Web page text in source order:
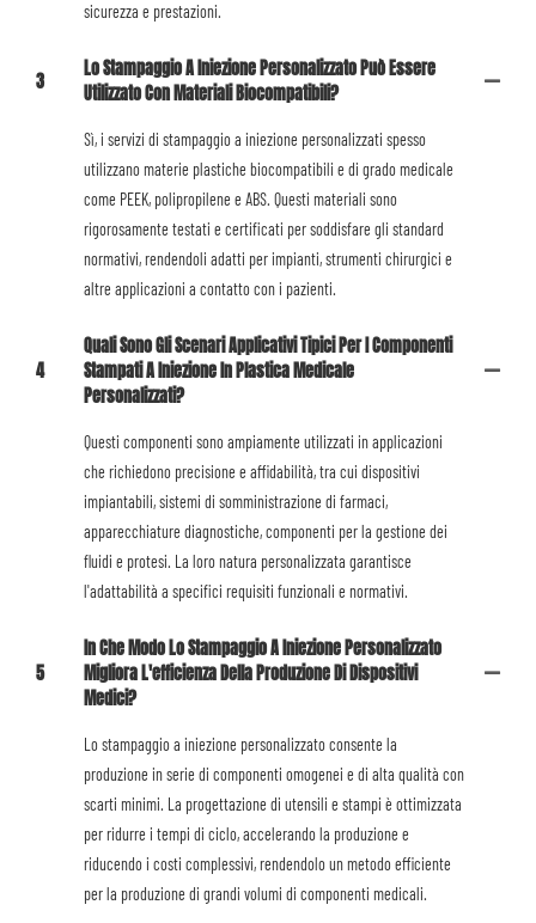
sicurezza e prestazioni.
3
Lo Stampaggio A Iniezione Personalizzato Può Essere
Utilizzato Con Materiali Biocompatibili?
Sì, i servizi di stampaggio a iniezione personalizzati spesso
utilizzano materie plastiche biocompatibili e di grado medicale
come PEEK, polipropilene e ABS. Questi materiali sono
rigorosamente testati e certificati per soddisfare gli standard
normativi, rendendoli adatti per impianti, strumenti chirurgici e
altre applicazioni a contatto con i pazienti.
4
Quali Sono Gli Scenari Applicativi Tipici Per I Componenti
Stampati A Iniezione In Plastica Medicale
Personalizzati?
Questi componenti sono ampiamente utilizzati in applicazioni
che richiedono precisione e affidabilità, tra cui dispositivi
impiantabili, sistemi di somministrazione di farmaci,
apparecchiature diagnostiche, componenti per la gestione dei
fluidi e protesi. La loro natura personalizzata garantisce
l'adattabilità a specifici requisiti funzionali e normativi.
5
In Che Modo Lo Stampaggio A Iniezione Personalizzato
Migliora L'efficienza Della Produzione Di Dispositivi
Medici?
Lo stampaggio a iniezione personalizzato consente la
produzione in serie di componenti omogenei e di alta qualità con
scarti minimi. La progettazione di utensili e stampi è ottimizzata
per ridurre i tempi di ciclo, accelerando la produzione e
riducendo i costi complessivi, rendendolo un metodo efficiente
per la produzione di grandi volumi di componenti medicali.